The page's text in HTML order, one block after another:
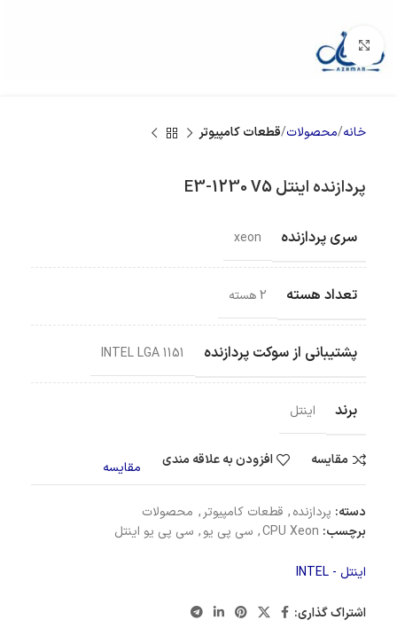
بزرگنمایی تصویر
خانه محصولات قطعات کامپیوتر
پردازنده اینتل E3-1230 V5
سری پردازنده xeon
تعداد هسته 2 هسته
پشتیبانی از سوکت پردازنده INTEL LGA 1151
برند اینتل
مقایسه افزودن به علاقه مندی مقایسه
دسته: پردازنده, قطعات کامپیوتر , محصولات
برچسب: CPU Xeon
, سی پی یو, سی پی یو اینتل
اینتل - INTEL
اشتراک گذاری: